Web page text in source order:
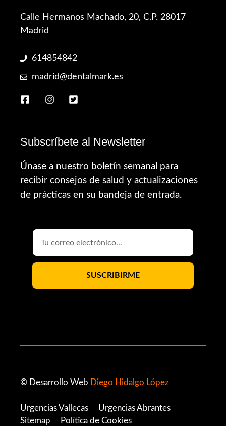
Calle Hermanos Machado, 20, C.P. 28017
Madrid
614854842
madrid@dentalmark.es
Subscríbete al Newsletter
Únase a nuestro boletín semanal para
recibir consejos de salud y actualizaciones
de prácticas en su bandeja de entrada.
© Desarrollo Web Diego Hidalgo López
Urgencias Vallecas
Urgencias Abrantes
Sitemap
Política de Cookies